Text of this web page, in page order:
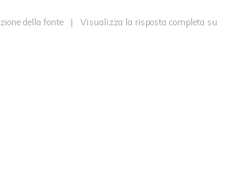
della fonte | Visualizza la risposta completa su